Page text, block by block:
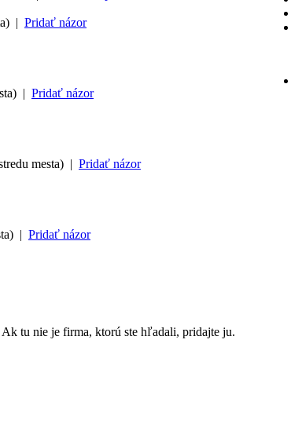
| Pridať názor
| Pridať názor
mesta) | Pridať názor
| Pridať názor
Ak tu nie je firma, ktorú ste hľadali, pridajte ju.